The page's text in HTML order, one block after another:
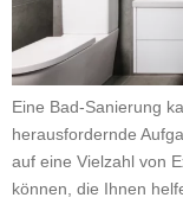
Eine Bad-Sanierung
herausfordernde
auf eine Vielzahl von
können, die Ihnen